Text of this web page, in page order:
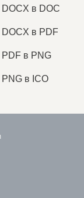
в DOC
DOCX в PDF
в PNG
в ICO